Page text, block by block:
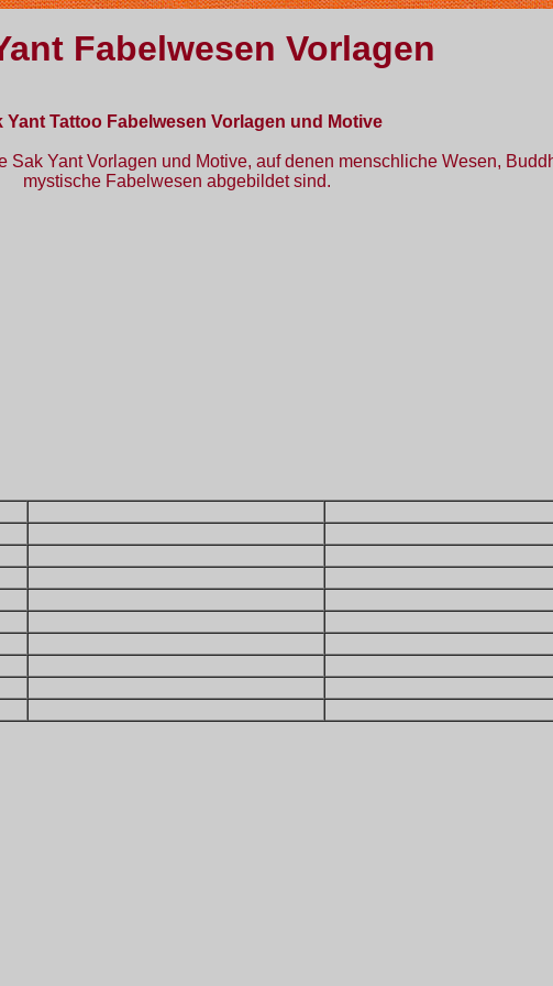
Fabelwesen Vorlagen
Yant Tattoo Fabelwesen Vorlagen und Motive
Sak Yant Vorlagen und Motive, auf denen menschliche Wesen,
mystische Fabelwesen abgebildet sind.